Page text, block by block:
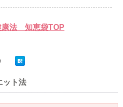
康法 知恵袋TOP
ット法